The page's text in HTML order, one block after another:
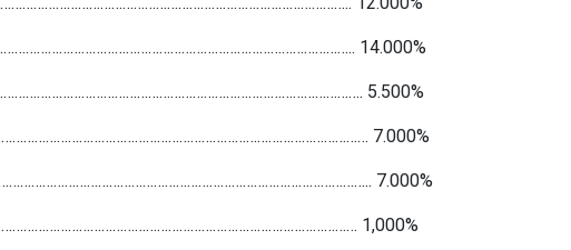
14.000%
5.500%
7.000%
7.000%
1,000%